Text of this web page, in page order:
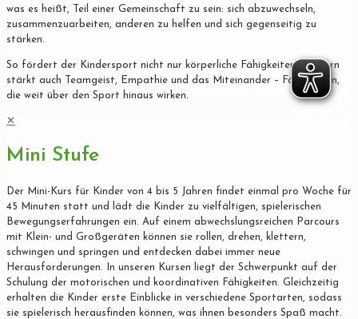
was es heißt, Teil einer Gemeinschaft zu sein: sich abzuwechseln,
zusammenzuarbeiten, anderen zu helfen und sich gegenseitig zu
stärken.
So fördert der Kindersport nicht nur körperliche Fähigkeiten, sondern
stärkt auch Teamgeist, Empathie und das Miteinander – Fähigkeiten,
die weit über den Sport hinaus wirken.
✕
Mini Stufe
Der Mini-Kurs für Kinder von 4 bis 5 Jahren findet einmal pro Woche für
45 Minuten statt und lädt die Kinder zu vielfältigen, spielerischen
Bewegungserfahrungen ein. Auf einem abwechslungsreichen Parcours
mit Klein- und Großgeräten können sie rollen, drehen, klettern,
schwingen und springen und entdecken dabei immer neue
Herausforderungen. In unseren Kursen liegt der Schwerpunkt auf der
Schulung der motorischen und koordinativen Fähigkeiten. Gleichzeitig
erhalten die Kinder erste Einblicke in verschiedene Sportarten, sodass
sie spielerisch herausfinden können, was ihnen besonders Spaß macht.